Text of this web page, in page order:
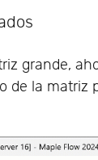
grande,
de la matriz